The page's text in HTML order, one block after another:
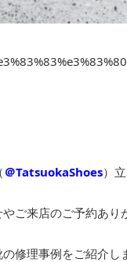
（ ＠TatsuokaShoes）
ご来店のご予約あり
修理事例をご紹介し